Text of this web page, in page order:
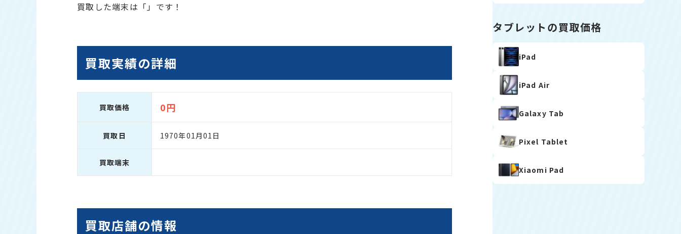
買取した端末は「」です！
買取実績の詳細
買取価格 0円
買取日 1970年01月01日
買取端末
買取店舗の情報
タブレットの買取価格
iPad
iPad Air
Galaxy Tab
Pixel Tablet
Xiaomi Pad